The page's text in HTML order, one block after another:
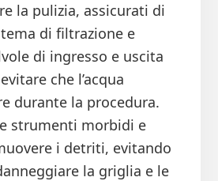
la pulizia, assicurati di
di filtrazione e
di ingresso e uscita
che l’acqua
durante la procedura.
strumenti morbidi e
i detriti, evitando
la griglia e le